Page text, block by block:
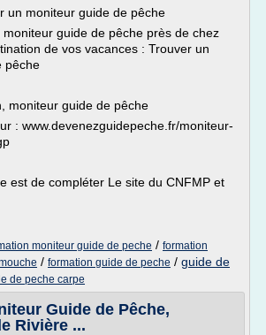
un moniteur guide de pêche
moniteur guide de pêche près de chez
de vos vacances : Trouver un
pêche
moniteur guide de pêche
: www.devenezguidepeche.fr/moniteur-
est de compléter Le site du CNFMP et
moniteur guide de peche / formation
/ formation guide de peche / guide de
de peche carpe
Guide de Pêche,
Rivière ...